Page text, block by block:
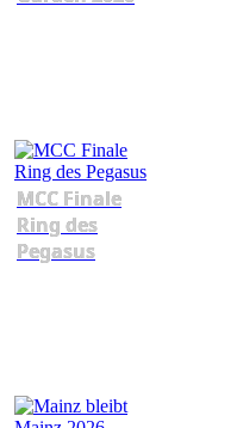
MCC Finale
Ring des
Pegasus